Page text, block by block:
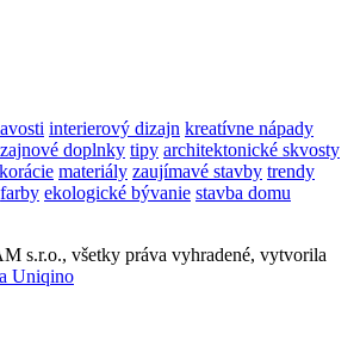
interierový dizajn kreatívne nápady
doplnky tipy architektonické skvosty
materiály zaujímavé stavby trendy
farby ekologické bývanie stavba domu
s.r.o., všetky práva vyhradené, vytvorila
Uniqino